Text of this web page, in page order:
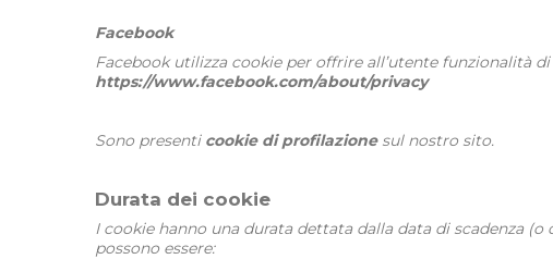
Facebook
Facebook utilizza cookie per offrire all’utente funzionalità
https://www.facebook.com/about/privacy
Sono presenticookie di profilazionesul nostro sito.
Durata dei cookie
I cookie hanno una durata dettata dalla data di scadenza
possono essere: